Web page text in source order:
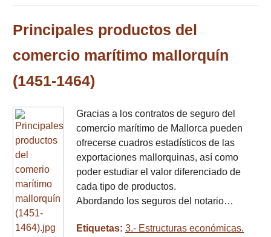
Principales productos del
comercio marítimo mallorquín
(1451-1464)
Gracias a los contratos de seguro del
comercio marítimo de Mallorca pueden
ofrecerse cuadros estadísticos de las
exportaciones mallorquinas, así como
poder estudiar el valor diferenciado de
cada tipo de productos.
Abordando los seguros del notario…
Etiquetas: 3.- Estructuras económicas.